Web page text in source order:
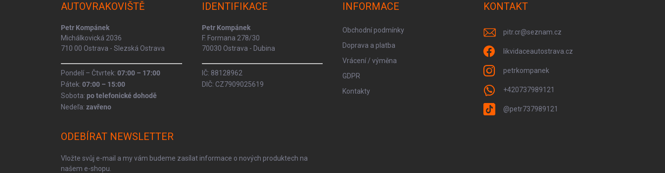
AUTOVRAKOVIŠTĚ
Petr Kompánek
Michálkovická 2036
710 00 Ostrava - Slezská Ostrava
Pondelí – Čtvrtek: 07:00 – 17:00
Pátek: 07:00 – 15:00
Sobota: po telefonické dohodě
Nedeľa: zavřeno
IDENTIFIKACE
Petr Kompánek
F. Formana 278/30
70030 Ostrava - Dubina
IČ: 88128962
DIČ: CZ7909025619
INFORMACE
Obchodní podmínky
Doprava a platba
Vrácení / výměna
GDPR
Kontakty
KONTAKT
pitr.cr@seznam.cz
likvidaceautostrava.cz
petrkompanek
+420737989121
@petr737989121
ODEBÍRAT NEWSLETTER
Vložte svůj e-mail a my vám budeme zasílat informace o nových produktech na
našem e-shopu.